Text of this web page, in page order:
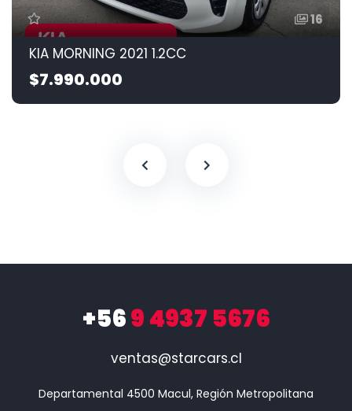
16
KIA MORNING 2021 1.2CC
$7.990.000
+569 4937 5676
ventas@starcars.cl